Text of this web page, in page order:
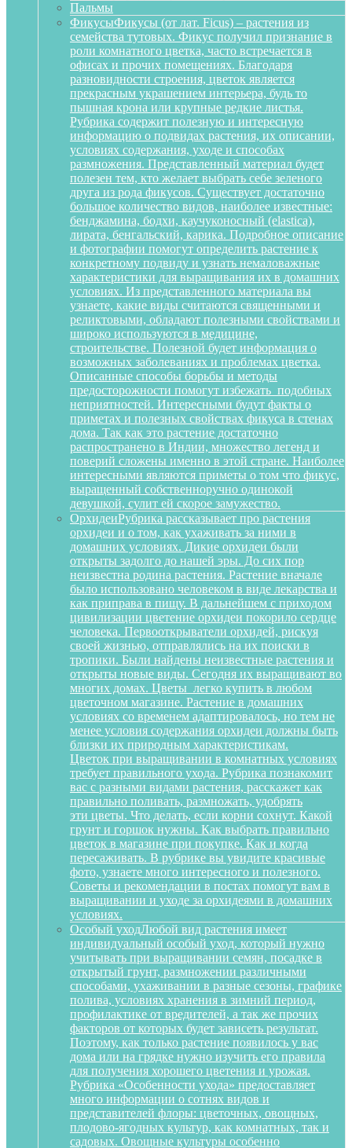
Пальмы
ФикусыФикусы (от лат. Ficus) – растения из
семейства тутовых. Фикус получил признание в
роли комнатного цветка, часто встречается в
офисах и прочих помещениях. Благодаря
разновидности строения, цветок является
прекрасным украшением интерьера, будь то
пышная крона или крупные редкие листья.
Рубрика содержит полезную и интересную
информацию о подвидах растения, их описании,
условиях содержания, уходе и способах
размножения. Представленный материал будет
полезен тем, кто желает выбрать себе зеленого
друга из рода фикусов. Существует достаточно
большое количество видов, наиболее известные:
бенджамина, бодхи, каучуконосный (elastica),
лирата, бенгальский, карика. Подробное описание
и фотографии помогут определить растение к
конкретному подвиду и узнать немаловажные
характеристики для выращивания их в домашних
условиях. Из представленного материала вы
узнаете, какие виды считаются священными и
реликтовыми, обладают полезными свойствами и
широко используются в медицине,
строительстве. Полезной будет информация о
возможных заболеваниях и проблемах цветка.
Описанные способы борьбы и методы
предосторожности помогут избежать подобных
неприятностей. Интересными будут факты о
приметах и полезных свойствах фикуса в стенах
дома. Так как это растение достаточно
распространено в Индии, множество легенд и
поверий сложены именно в этой стране. Наиболее
интересными являются приметы о том что фикус,
выращенный собственноручно одинокой
девушкой, сулит ей скорое замужество.
ОрхидеиРубрика рассказывает про растения
орхидеи и о том, как ухаживать за ними в
домашних условиях. Дикие орхидеи были
открыты задолго до нашей эры. До сих пор
неизвестна родина растения. Растение вначале
было использовано человеком в виде лекарства и
как приправа в пищу. В дальнейшем с приходом
цивилизации цветение орхидеи покорило сердце
человека. Первооткрыватели орхидей, рискуя
своей жизнью, отправлялись на их поиски в
тропики. Были найдены неизвестные растения и
открыты новые виды. Сегодня их выращивают во
многих домах. Цветы легко купить в любом
цветочном магазине. Растение в домашних
условиях со временем адаптировалось, но тем не
менее условия содержания орхидеи должны быть
близки их природным характеристикам.
Цветок при выращивании в комнатных условиях
требует правильного ухода. Рубрика познакомит
вас с разными видами растения, расскажет как
правильно поливать, размножать, удобрять
эти цветы. Что делать, если корни сохнут. Какой
грунт и горшок нужны. Как выбрать правильно
цветок в магазине при покупке. Как и когда
пересаживать. В рубрике вы увидите красивые
фото, узнаете много интересного и полезного.
Советы и рекомендации в постах помогут вам в
выращивании и уходе за орхидеями в домашних
условиях.
Особый уходЛюбой вид растения имеет
индивидуальный особый уход, который нужно
учитывать при выращивании семян, посадке в
открытый грунт, размножении различными
способами, ухаживании в разные сезоны, графике
полива, условиях хранения в зимний период,
профилактике от вредителей, а так же прочих
факторов от которых будет зависеть результат.
Поэтому, как только растение появилось у вас
дома или на грядке нужно изучить его правила
для получения хорошего цветения и урожая.
Рубрика «Особенности ухода» предоставляет
много информации о сотнях видов и
представителей флоры: цветочных, овощных,
плодово-ягодных культур, как комнатных, так и
садовых. Овощные культуры особенно